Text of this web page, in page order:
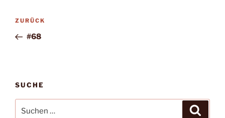
Beitragsnavigation
Vorheriger
Beitrag
ZURÜCK
#68
SUCHE